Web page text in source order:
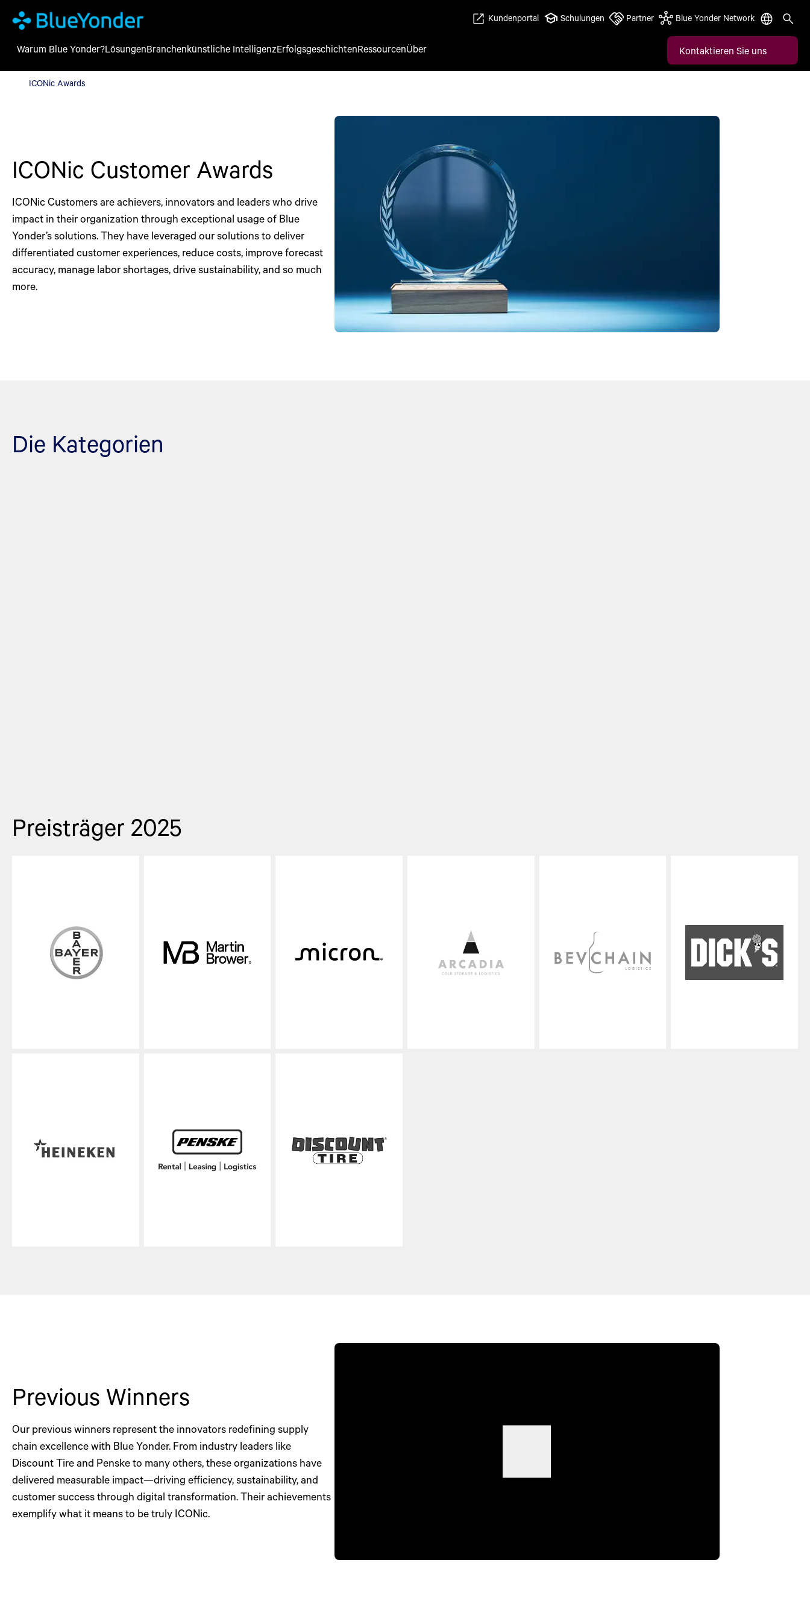
ICONic Awards
Kundenportal Schulungen Partner Blue Yonder Network
Warum Blue Yonder?LösungenBranchenkünstliche IntelligenzErfolgsgeschichtenRessourcenÜber Kontaktieren Sie uns
ICONic Awards
ICONic Customer Awards
ICONic Customers are achievers, innovators and leaders who drive
impact in their organization through exceptional usage of Blue
Yonder’s solutions. They have leveraged our solutions to deliver
differentiated customer experiences, reduce costs, improve forecast
accuracy, manage labor shortages, drive sustainability, and so much
more.
Die Kategorien
Preisträger 2025
Previous Winners
Our previous winners represent the innovators redefining supply
chain excellence with Blue Yonder. From industry leaders like
Discount Tire and Penske to many others, these organizations have
delivered measurable impact—driving efficiency, sustainability, and
customer success through digital transformation. Their achievements
exemplify what it means to be truly ICONic.